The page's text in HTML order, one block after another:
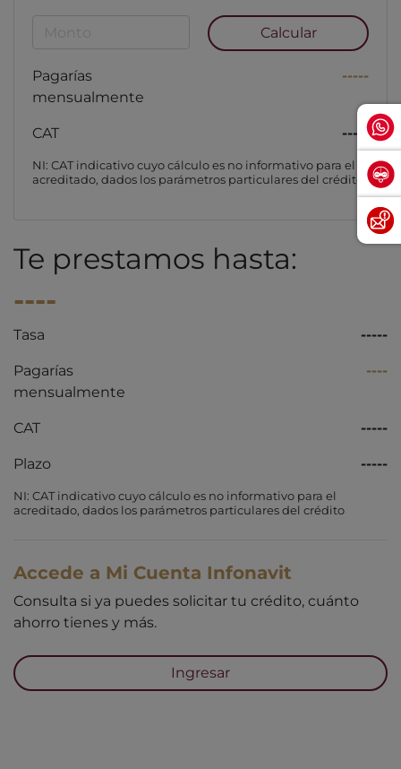
Calcular
Pagarías
mensualmente
-----
CAT -----
NI: CAT indicativo cuyo cálculo es no informativo para el
acreditado, dados los parámetros particulares del crédito
Te prestamos hasta:
----
Tasa -----
Pagarías
mensualmente
----
CAT -----
Plazo -----
NI: CAT indicativo cuyo cálculo es no informativo para el
acreditado, dados los parámetros particulares del crédito
Accede a Mi Cuenta Infonavit
Consulta si ya puedes solicitar tu crédito, cuánto
ahorro tienes y más.
Ingresar